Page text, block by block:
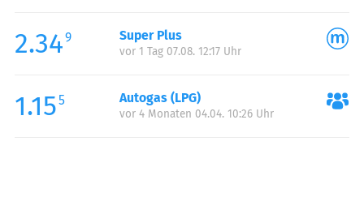
2.349 Super Plus
vor 1 Tag 07.08. 12:17 Uhr
1.155 Autogas (LPG)
vor 4 Monaten 04.04. 10:26 Uhr